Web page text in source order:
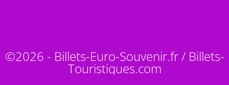
©2026 - Billets-Euro-Souvenir.fr / Billets-
Touristiques.com